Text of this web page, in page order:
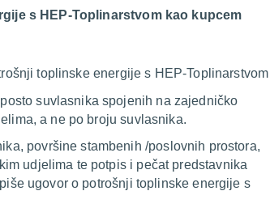
s HEP-Toplinarstvom kao kupcem
toplinske energije s HEP-Toplinarstvom
suvlasnika spojenih na zajedničko
a ne po broju suvlasnika.
površine stambenih /poslovnih prostora,
udjelima te potpis i pečat predstavnika
ugovor o potrošnji toplinske energije s